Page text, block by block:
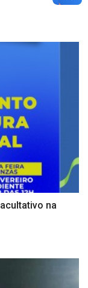
na